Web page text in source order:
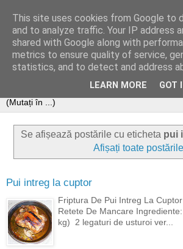
Se afișează postările cu eticheta pui
Afișați toate postările
Pui intreg la cuptor
Friptura De Pui Intreg La
Retete De Mancare
kg) 2 legaturi de usturoi ver...
This site uses cookies from Google to
and to analyze traffic. Your IP address
shared with Google along with
metrics to ensure quality of service,
statistics, and to detect and address
LEARN MORE GOT